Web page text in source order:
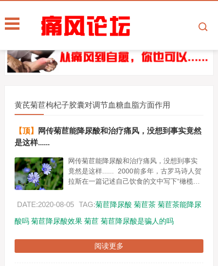
黄芪菊苣枸杞子胶囊对调节血糖血脂方面作用
【顶】
网传菊苣能降尿酸和治疗痛风，没想到事实竟然
是这样......
网传菊苣能降尿酸和治疗痛风，没想到事实
竟然是这样...... 2000前多年，古罗马诗人贺
拉斯在一篇记述自己饮食的文中写下“橄榄、
食...
DATE:2020-08-05 TAG:菊苣降尿酸 菊苣茶 菊苣茶能降尿
酸吗 菊苣降尿酸效果 菊苣 菊苣降尿酸是骗人的吗
阅读更多